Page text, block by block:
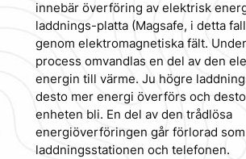
innebär överföring av elektrisk
laddnings-platta (Magsafe, i detta
genom elektromagnetiska fält.
process omvandlas en del av den
energin till värme. Ju högre
desto mer energi överförs och
enheten bli. En del av den trådlösa
energiöverföringen går förlorad
laddningsstationen och telefonen.